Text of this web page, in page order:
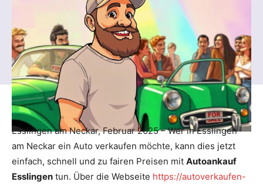
Esslingen am Neckar, Februar 2025 – Wer in Esslingen
am Neckar ein Auto verkaufen möchte, kann dies jetzt
einfach, schnell und zu fairen Preisen mit Autoankauf
Esslingen tun. Über die Webseite https://autoverkaufen-